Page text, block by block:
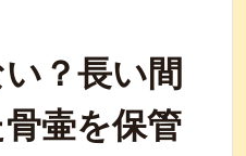
？長い間
壷を保管